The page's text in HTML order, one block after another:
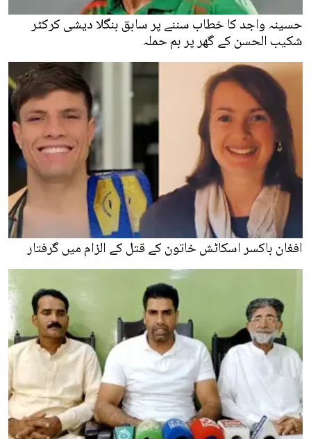
حسینہ واجد کا خطاب سننے پر سابق بنگلا دیشی کرکٹر
شکیب الحسن کے گھر پر بم حملہ
افغان باکسر اسکاٹش خاتون کے قتل کے الزام میں گرفتار